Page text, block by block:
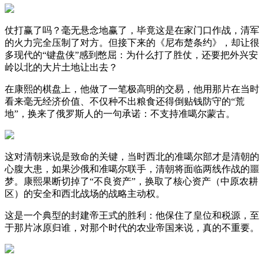
仗打赢了吗？毫无悬念地赢了，毕竟这是在家门口作战，清军
的火力完全压制了对方。但接下来的《尼布楚条约》，却让很
多现代的“键盘侠”感到憋屈：为什么打了胜仗，还要把外兴安
岭以北的大片土地让出去？
在康熙的棋盘上，他做了一笔极高明的交易，他用那片在当时
看来毫无经济价值、不仅种不出粮食还得倒贴钱防守的“荒
地”，换来了俄罗斯人的一句承诺：不支持准噶尔蒙古。
这对清朝来说是致命的关键，当时西北的准噶尔部才是清朝的
心腹大患，如果沙俄和准噶尔联手，清朝将面临两线作战的噩
梦。康熙果断切掉了“不良资产”，换取了核心资产（中原农耕
区）的安全和西北战场的战略主动权。
这是一个典型的封建帝王式的胜利：他保住了皇位和税源，至
于那片冰原归谁，对那个时代的农业帝国来说，真的不重要。